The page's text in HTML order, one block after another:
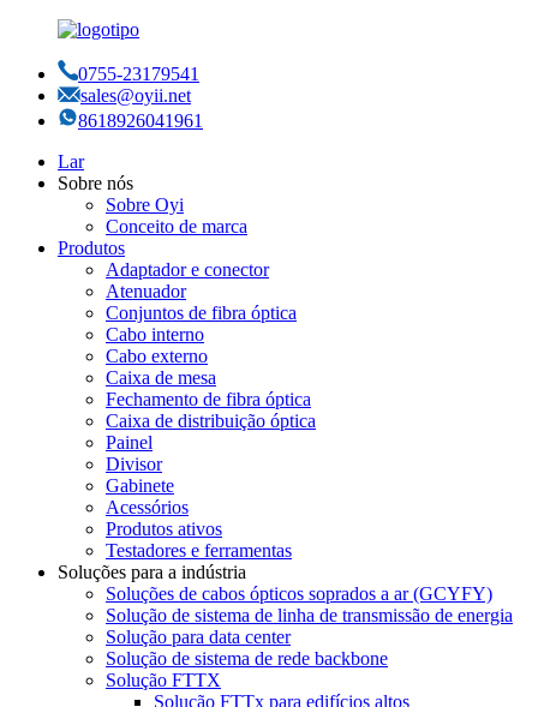
0755-23179541
sales@oyii.net
8618926041961
Lar
Sobre nós
Sobre Oyi
Conceito de marca
Produtos
Adaptador e conector
Atenuador
Conjuntos de fibra óptica
Cabo interno
Cabo externo
Caixa de mesa
Fechamento de fibra óptica
Caixa de distribuição óptica
Painel
Divisor
Gabinete
Acessórios
Produtos ativos
Testadores e ferramentas
Soluções para a indústria
Soluções de cabos ópticos soprados a ar (GCYFY)
Solução de sistema de linha de transmissão de energia
Solução para data center
Solução de sistema de rede backbone
Solução FTTX
Solução FTTx para edifícios altos